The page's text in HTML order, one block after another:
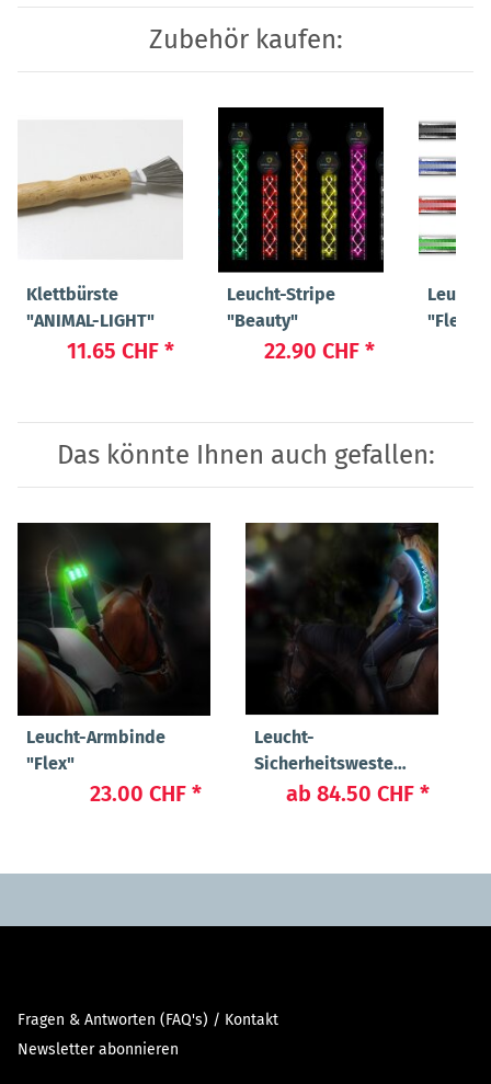
Zubehör kaufen:
Klettbürste
"ANIMAL-LIGHT"
11.65 CHF *
Leucht-Stripe
"Beauty"
22.90 CHF *
"Flex"
Das könnte Ihnen auch gefallen:
Leucht-Armbinde
"Flex"
23.00 CHF *
Leucht-
Sicherheitsweste
"Flex"
ab 84.50 CHF *
Fragen & Antworten (FAQ's) / Kontakt
Newsletter abonnieren